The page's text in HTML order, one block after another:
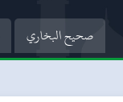
صحيح البخاري